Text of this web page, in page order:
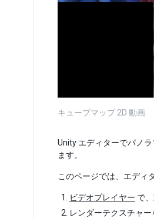
キューブマップ 2D 動画
Unity エディターでパノ
ます。
このページでは、エディ
ビデオプレイヤー で
レンダーテクスチャー